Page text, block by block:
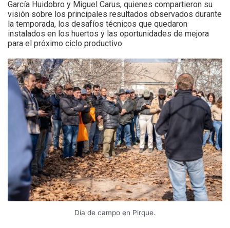
García Huidobro y Miguel Carus, quienes compartieron su
visión sobre los principales resultados observados durante
la temporada, los desafíos técnicos que quedaron
instalados en los huertos y las oportunidades de mejora
para el próximo ciclo productivo.
Día de campo en Pirque.